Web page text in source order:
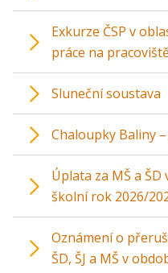
Exkurze ČSP v
práce na
Sluneční soustava
Chaloupky Baliny
Úplata za MŠ a
školní rok 2026/
Oznámení o
ŠD, ŠJ a MŠ v